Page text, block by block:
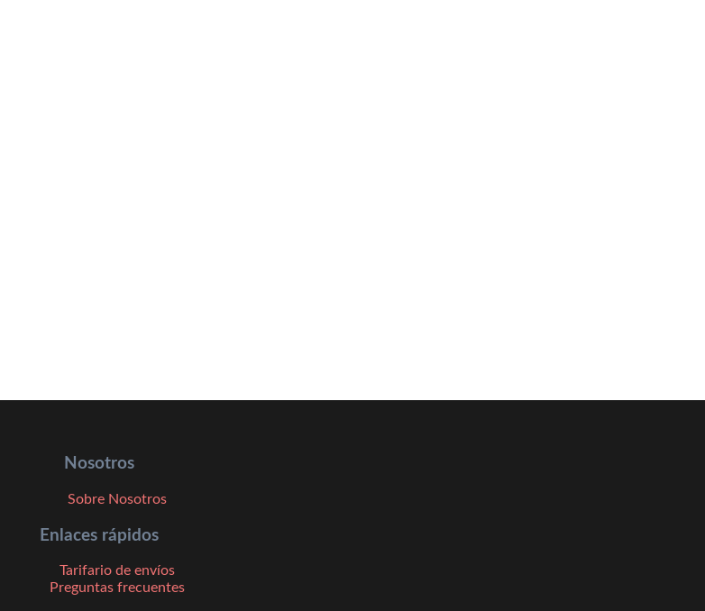
Nosotros
Sobre Nosotros
Enlaces rápidos
Tarifario de envíos
Preguntas frecuentes